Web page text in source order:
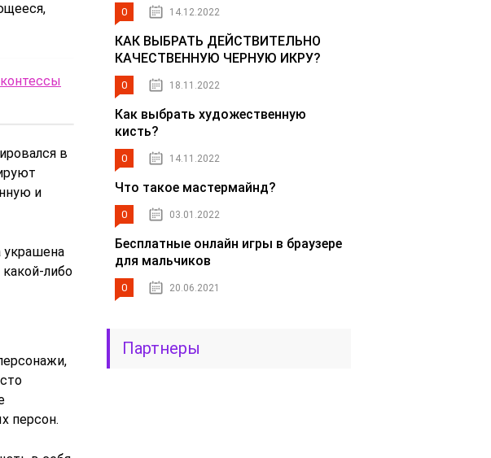
в
и
украшена
либо
персон.
0 14.12.2022
КАК ВЫБРАТЬ ДЕЙСТВИТЕЛЬНО
КАЧЕСТВЕННУЮ ЧЕРНУЮ ИКРУ?
0 18.11.2022
Как выбрать художественную
кисть?
0 14.11.2022
Что такое мастермайнд?
0 03.01.2022
Бесплатные онлайн игры в браузере
для мальчиков
0 20.06.2021
Партнеры